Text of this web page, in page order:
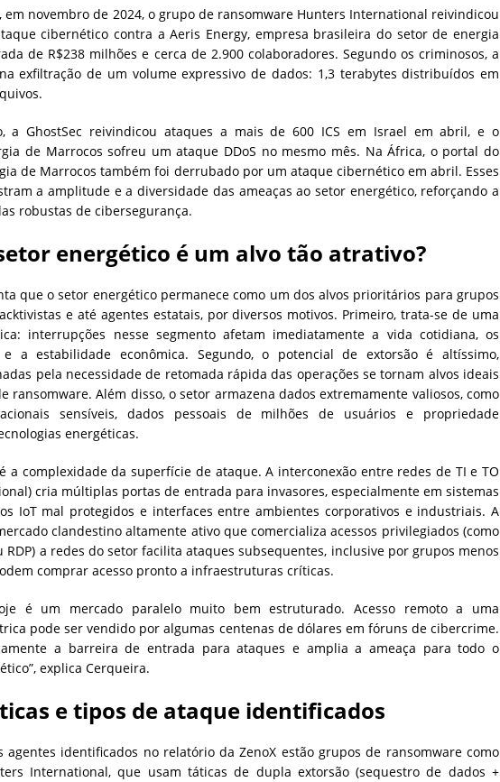
em novembro de 2024, o grupo de ransomware Hunters International reivindicou
cibernético contra a Aeris Energy, empresa brasileira do setor de energia
de R$238 milhões e cerca de 2.900 colaboradores. Segundo os criminosos, a
exfiltração de um volume expressivo de dados: 1,3 terabytes distribuídos em
a GhostSec reivindicou ataques a mais de 600 ICS em Israel em abril, e o
de Marrocos sofreu um ataque DDoS no mesmo mês. Na África, o portal do
de Marrocos também foi derrubado por um ataque cibernético em abril. Esses
a amplitude e a diversidade das ameaças ao setor energético, reforçando a
robustas de cibersegurança.
energético é um alvo tão atrativo?
que o setor energético permanece como um dos alvos prioritários para grupos
e até agentes estatais, por diversos motivos. Primeiro, trata-se de uma
interrupções nesse segmento afetam imediatamente a vida cotidiana, os
e a estabilidade econômica. Segundo, o potencial de extorsão é altíssimo,
pela necessidade de retomada rápida das operações se tornam alvos ideais
ransomware. Além disso, o setor armazena dados extremamente valiosos, como
sensíveis, dados pessoais de milhões de usuários e propriedade
energéticas.
a complexidade da superfície de ataque. A interconexão entre redes de TI e TO
cria múltiplas portas de entrada para invasores, especialmente em sistemas
IoT mal protegidos e interfaces entre ambientes corporativos e industriais. A
clandestino altamente ativo que comercializa acessos privilegiados (como
RDP) a redes do setor facilita ataques subsequentes, inclusive por grupos menos
comprar acesso pronto a infraestruturas críticas.
é um mercado paralelo muito bem estruturado. Acesso remoto a uma
pode ser vendido por algumas centenas de dólares em fóruns de cibercrime.
a barreira de entrada para ataques e amplia a ameaça para todo o
explica Cerqueira.
e tipos de ataque identificados
agentes identificados no relatório da ZenoX estão grupos de ransomware como
International, que usam táticas de dupla extorsão (sequestro de dados +